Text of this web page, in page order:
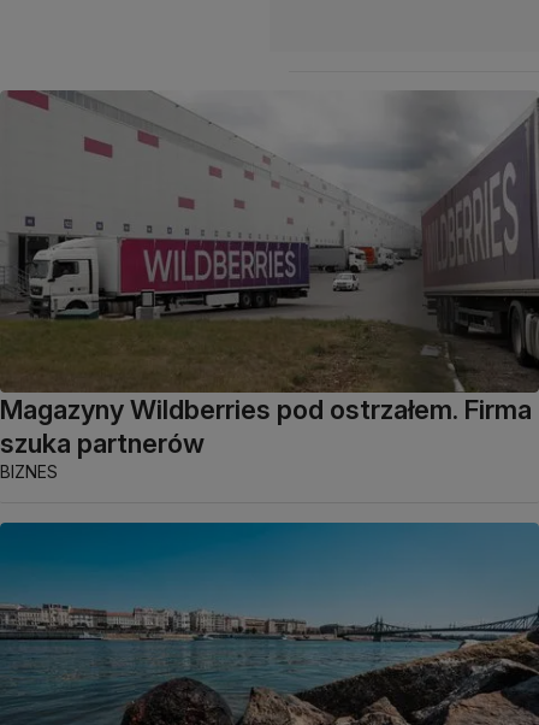
Magazyny Wildberries pod ostrzałem. Firma
szuka partnerów
BIZNES